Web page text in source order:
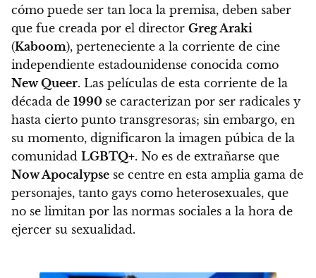
cómo puede ser tan loca la premisa, deben saber
que fue creada por el director Greg Araki
(Kaboom), perteneciente a la corriente de cine
independiente estadounidense conocida como
New Queer. Las películas de esta corriente de la
década de 1990 se caracterizan por ser radicales y
hasta cierto punto transgresoras; sin embargo, en
su momento, dignificaron la imagen púbica de la
comunidad LGBTQ+. No es de extrañarse que
Now Apocalypse se centre en esta amplia gama de
personajes, tanto gays como heterosexuales, que
no se limitan por las normas sociales a la hora de
ejercer su sexualidad.